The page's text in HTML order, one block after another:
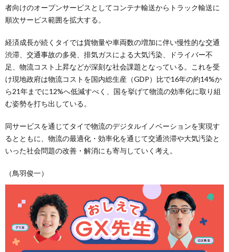
者向けのオープンサービスとしてコンテナ輸送からトラック輸送に
順次サービス範囲を拡大する。
経済成長が続くタイでは貨物量や車両数の増加に伴い慢性的な交通
渋滞、交通事故の多発、排気ガスによる大気汚染、ドライバー不
足、物流コスト上昇などが深刻な社会課題となっている。これを受
け現地政府は物流コストを国内総生産（GDP）比で16年の約14%か
ら21年までに12%へ低減すべく、国を挙げて物流の効率化に取り組
む姿勢を打ち出している。
同サービスを通じてタイで物流のデジタルイノベーションを実現す
るとともに、物流の最適化・効率化を通じて交通渋滞や大気汚染と
いった社会問題の改善・解消にも寄与していく考え。
（鳥羽俊一）